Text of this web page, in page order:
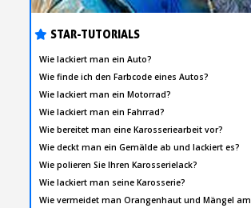
STAR-TUTORIALS
Wie lackiert man ein Auto?
Wie finde ich den Farbcode eines Autos?
Wie lackiert man ein Motorrad?
Wie lackiert man ein Fahrrad?
Wie bereitet man eine Karosseriearbeit vor?
Wie deckt man ein Gemälde ab und lackiert es?
Wie polieren Sie Ihren Karosserielack?
Wie lackiert man seine Karosserie?
Wie vermeidet man Orangenhaut und Mängel am